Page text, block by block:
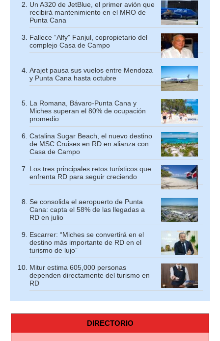
Un A320 de JetBlue, el primer avión que
recibirá mantenimiento en el MRO de
Punta Cana
Fallece “Alfy” Fanjul, copropietario del
complejo Casa de Campo
Arajet pausa sus vuelos entre Mendoza
y Punta Cana hasta octubre
La Romana, Bávaro-Punta Cana y
Miches superan el 80% de ocupación
promedio
Catalina Sugar Beach, el nuevo destino
de MSC Cruises en RD en alianza con
Casa de Campo
Los tres principales retos turísticos que
enfrenta RD para seguir creciendo
Se consolida el aeropuerto de Punta
Cana: capta el 58% de las llegadas a
RD en julio
Escarrer: “Miches se convertirá en el
destino más importante de RD en el
turismo de lujo”
Mitur estima 605,000 personas
dependen directamente del turismo en
RD
DIRECTORIO